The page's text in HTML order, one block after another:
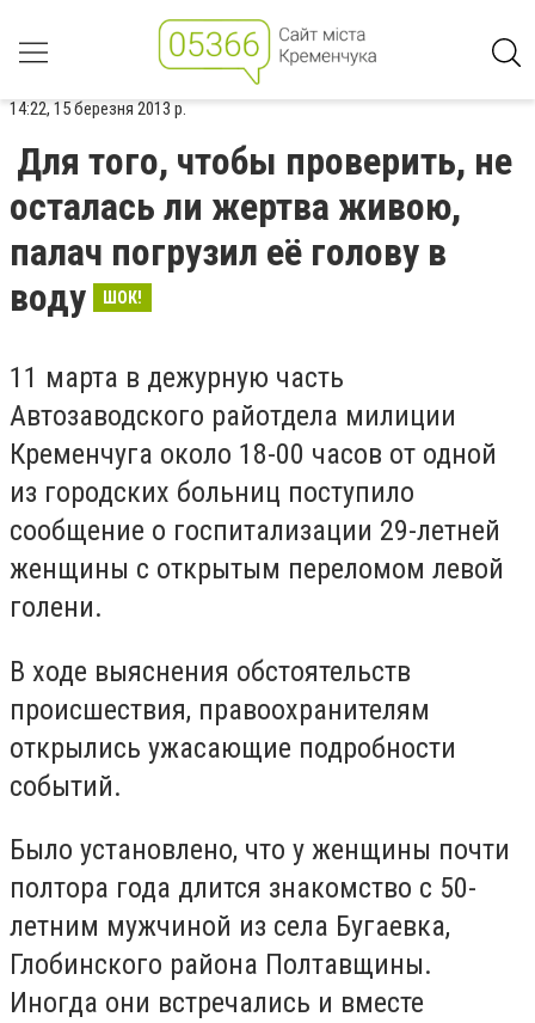
14:22, 15 березня 2013 р.
Для того, чтобы проверить, не
осталась ли жертва живою,
палач погрузил её голову в
воду
ШОК!
11 марта в дежурную часть
Автозаводского райотдела милиции
Кременчуга около 18-00 часов от одной
из городских больниц поступило
сообщение о госпитализации 29-летней
женщины с открытым переломом левой
голени.
В ходе выяснения обстоятельств
происшествия, правоохранителям
открылись ужасающие подробности
событий.
Было установлено, что у женщины почти
полтора года длится знакомство с 50-
летним мужчиной из села Бугаевка,
Глобинского района Полтавщины.
Иногда они встречались и вместе